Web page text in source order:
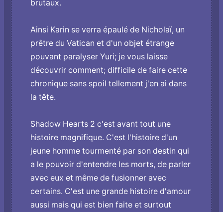
brutaux.
Ainsi Karin se verra épaulé de Nicholaï, un
prêtre du Vatican et d'un objet étrange
pouvant paralyser Yuri; je vous laisse
découvrir comment; difficile de faire cette
chronique sans spoil tellement j'en ai dans
la tête.
Shadow Hearts 2 c'est avant tout une
histoire magnifique. C'est l'histoire d'un
jeune homme tourmenté par son destin qui
a le pouvoir d'entendre les morts, de parler
avec eux et même de fusionner avec
certains. C'est une grande histoire d'amour
aussi mais qui est bien faite et surtout